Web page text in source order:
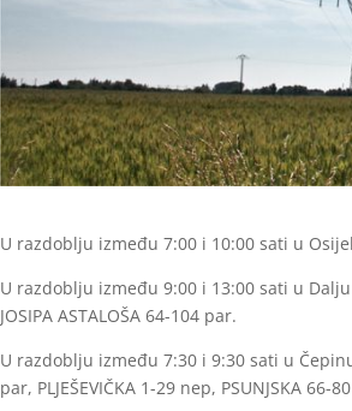
U razdoblju između 7:00 i 10:00 sati u
U razdoblju između 9:00 i 13:00 sati u
JOSIPA ASTALOŠA 64-104 par.
U razdoblju između 7:30 i 9:30 sati u
par, PLJEŠEVIČKA 1-29 nep, PSUNJSKA 66-